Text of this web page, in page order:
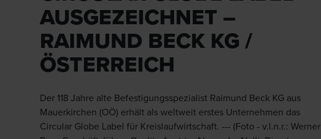
AUSGEZEICHNET –
RAIMUND BECK KG /
ÖSTERREICH
Der 118 Jahre alte Befestigungsspezialist Raimund Beck KG aus
Mauerkirchen (OÖ) erhält als weltweit erstes Unternehmen das
Circular Globe Label für Kreislaufwirtschaft. --- (Foto - v.l.n.r.: Werner